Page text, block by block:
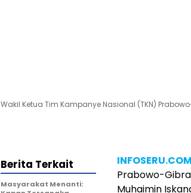
Wakil Ketua Tim Kampanye Nasional (TKN)
INFOSERU.COM
Prabowo-
Muhaimin
Berita Terkait
Masyarakat Menanti: